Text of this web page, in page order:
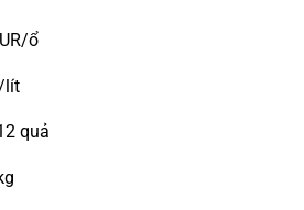
ổ
lít
quả